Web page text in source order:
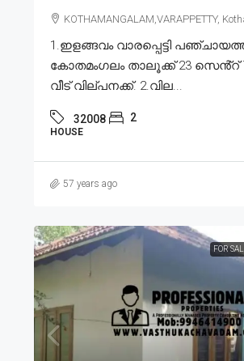
KOTHAMANGALAM,VARAPPETTY,
1.ഇളങ്ങവം വാരപ്പെട്ടി
കോതമംഗലം താലൂക്ക് 23 സെൻ്റ്
വീട് വില്പനക്ക്. 2.വില...
32008 2
HOUSE
57 years ago
FOR